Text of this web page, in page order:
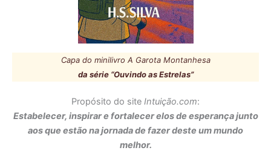
Capa do minilivro A Garota Montanhesa
da série “Ouvindo as Estrelas”
Propósito do site Intuição.com:
Estabelecer, inspirar e fortalecer elos de esperança junto
aos que estão na jornada de fazer deste um mundo
melhor.